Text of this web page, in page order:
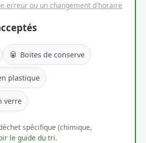
erreur ou un changement d'horaire
🥫 Boites de conserve
plastique
verre
spécifique (chimique,
le guide du tri.